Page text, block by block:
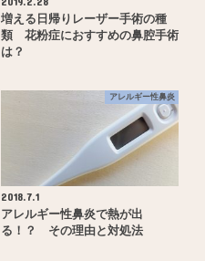
増える日帰りレーザー手術の種
類 花粉症におすすめの鼻腔手術
は？
アレルギー性鼻炎
2018.7.1
アレルギー性鼻炎で熱が出
る！？ その理由と対処法